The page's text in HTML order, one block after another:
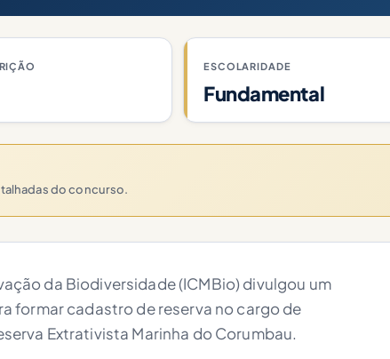
ESCOLARIDADE
Fundamental
do concurso.
da Biodiversidade (ICMBio) divulgou um
formar cadastro de reserva no cargo de
Extrativista Marinha do Corumbau.